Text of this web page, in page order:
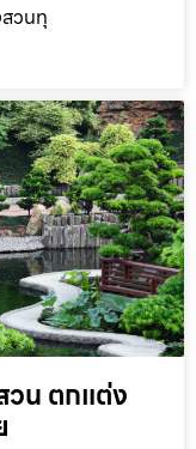
วนทุ
วน ตกแต่ง